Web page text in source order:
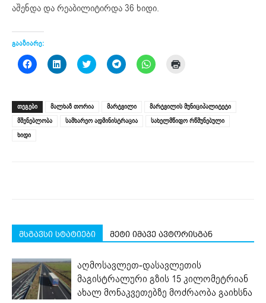
აშენდა და რეაბილიტირდა 36 ხიდი.
გააზიარე:
Click
to
(Opens
in
new
window)
Click
to
(Opens
in
new
window)
Click
to
(Opens
in
new
window)
Click
to
in
new
window)
Click
to
(Opens
in
new
window)
new
window)
ᲗᲔᲒᲔᲑᲘ მალხაზ თორია მარტვილი
მარტვილის მუნიციპალიტეტი
მშენებლობა
სამხარეო ადმინისტრაცია
სახელმწიფო რწმუნებული
ხიდი
მსგავსი სტატიები მეტი იმავე ავტორისგან
აღმოსავლეთ-დასავლეთის
მაგისტრალური გზის 15 კილომეტრიან
ახალ მონაკვეთებზე მოძრაობა გაიხსნა